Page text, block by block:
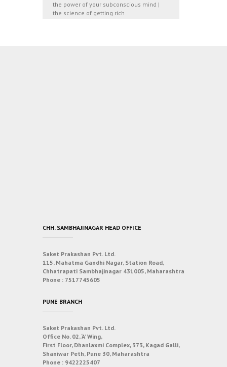
the power of your subconscious mind |
the science of getting rich
CHH. SAMBHAJINAGAR HEAD OFFICE
Saket Prakashan Pvt. Ltd.
115, Mahatma Gandhi Nagar, Station Road,
Chhatrapati Sambhajinagar 431005, Maharashtra
Phone : 7517745605
PUNE BRANCH
Saket Prakashan Pvt. Ltd.
Office No. 02, ‘A’ Wing,
First Floor, Dhanlaxmi Complex, 373, Kagad Galli,
Shaniwar Peth, Pune 30, Maharashtra
Phone : 9422225407